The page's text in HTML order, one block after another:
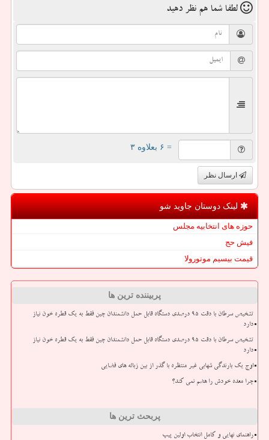
لطفا شما هم نظر دهید
= ۶ بعلاوه ۳
ارسال نظر
لینک دوستان جاوید شو
حوزه های انتخابیه مجلس
فیش حج
قیمت بیسیم موتورولا
پربیننده ترین ها
تشخیص سرطان با دقت ۹۵ درصدی دستگاه قابل حمل دانشمندان چین فقط به یک قطره خون نیاز
دارد
تشخیص سرطان با دقت ۹۵ درصدی دستگاه قابل حمل دانشمندان چین فقط به یک قطره خون نیاز
دارد
اوج یک بارندگی شهابی غیر منتظره با گذر از بین زباله های فضایی
چرا معده خودش را هضم نمی کند؟
پربحث ترین ها
راهنمای نهایی و کامل انتخاب اولین پیپ